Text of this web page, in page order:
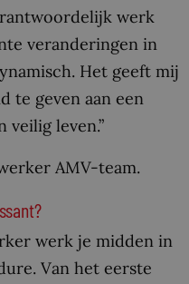
werk
veranderingen in
Het geeft mij
te geven aan een
veilig leven.”
AMV-team.
werk je midden in
Van het eerste